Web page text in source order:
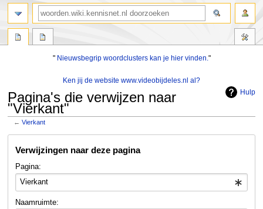
" Nieuwsbegrip woordclusters kan je hier vinden."
Ken jij de website www.videobijdeles.nl al?
Hulp
Pagina's die verwijzen naar
"Vierkant"
←Vierkant
navigatie
zoeken
Verwijzingen naar deze pagina
Pagina:
Naamruimte:
zoeken